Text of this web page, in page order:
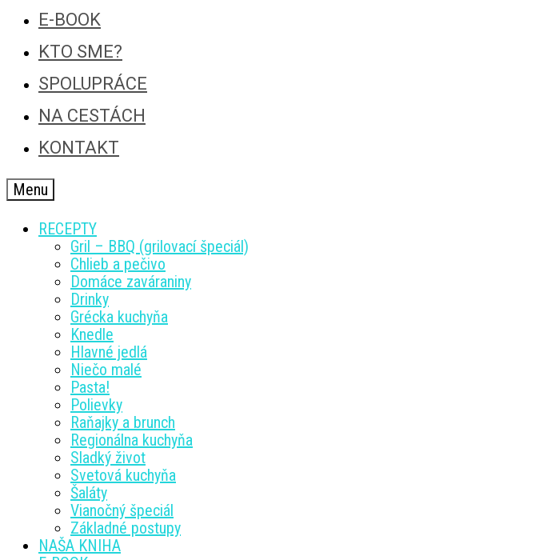
E-BOOK
KTO SME?
SPOLUPRÁCE
NA CESTÁCH
KONTAKT
Menu
RECEPTY
Gril – BBQ (grilovací špeciál)
Chlieb a pečivo
Domáce zaváraniny
Drinky
Grécka kuchyňa
Knedle
Hlavné jedlá
Niečo malé
Pasta!
Polievky
Raňajky a brunch
Regionálna kuchyňa
Sladký život
Svetová kuchyňa
Šaláty
Vianočný špeciál
Základné postupy
NAŠA KNIHA